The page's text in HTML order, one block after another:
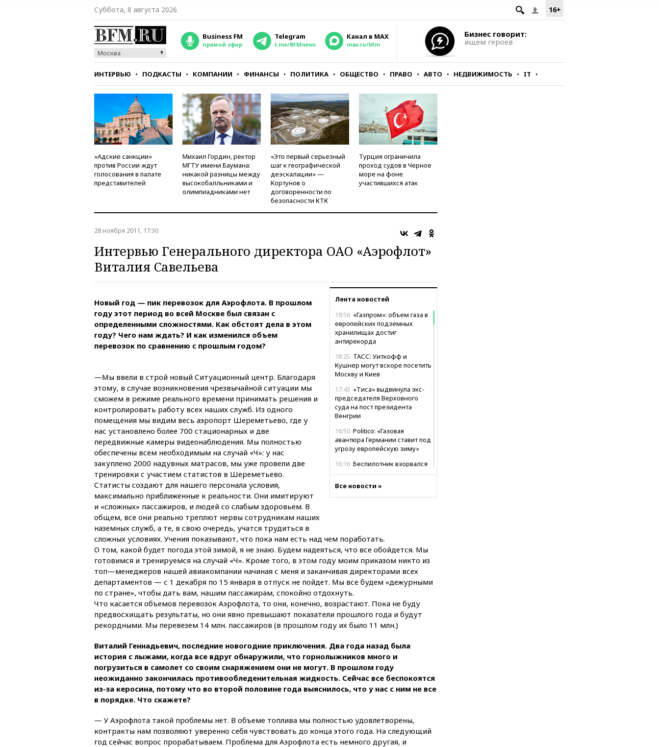
16+
Суббота, 8 августа 2026
Москва
Business FM
прямой эфир
Telegram
t.me/BFMnews
Канал в MAX
max.ru/bfm
Бизнес говорит:
ищем героев
ИНТЕРВЬЮ ПОДКАСТЫ КОМПАНИИ ФИНАНСЫ ПОЛИТИКА ОБЩЕСТВО ПРАВО АВТО НЕДВИЖИМОСТЬ IT
СТИЛЬ ТЕСТЫ
«Адские санкции»
против России ждут
голосования в палате
представителей
Михаил Гордин, ректор
МГТУ имени Баумана:
никакой разницы между
высокобалльниками и
олимпиадниками нет
«Это первый серьезный
шаг к географической
деэскалации» —
Кортунов о
договоренности по
безопасности КТК
Турция ограничила
проход судов в Черное
море на фоне
участившихся атак
28 ноября 2011, 17:30
Интервью Генерального директора ОАО «Аэрофлот»
Виталия Савельева
Лента новостей
18:56 «Газпром»: объем газа в
европейских подземных
хранилищах достиг
антирекорда
18:25 ТАСС: Уиткофф и
Кушнер могут вскоре посетить
Москву и Киев
17:43 «Тиса» выдвинула экс-
председателя Верховного
суда на пост президента
Венгрии
16:50 Politico: «Газовая
авантюра Германии ставит под
угрозу европейскую зиму»
16:16 Беспилотник взорвался
вблизи газопровода в
15:25При атаке БПЛА в
футболиста Лионеля Месси
14:43 Турция ограничила
судоходство в Черном море
14:20 Генпрокурором США
стал Тодд Бланш
13:37Пляжи Геленджика
закрыты из-за опасности БПЛА
13:03Испания ввела
итальянских туристов
12:27 Возгорание на Ильском
НПЗ, вызванное атакой БПЛА,
потушили
11:47 Суд оставил под
11:07При столкновении
катера и лодки под Самарой
погибли два человека
Все новости »
Новый год — пик перевозок для Аэрофлота. В прошлом
году этот период во всей Москве был связан с
определенными сложностями. Как обстоят дела в этом
году? Чего нам ждать? И как изменился объем
перевозок по сравнению с прошлым годом?
—Мы ввели в строй новый Ситуационный центр. Благодаря
этому, в случае возникновения чрезвычайной ситуации мы
сможем в режиме реального времени принимать решения и
контролировать работу всех наших служб. Из одного
помещения мы видим весь аэропорт Шереметьево, где у
нас установлено более 700 стационарных и две
передвижные камеры видеонаблюдения. Мы полностью
обеспечены всем необходимым на случай «Ч»: у нас
закуплено 2000 надувных матрасов, мы уже провели две
тренировки с участием статистов в Шереметьево.
Статисты создают для нашего персонала условия,
максимально приближенные к реальности. Они имитируют
и «сложных» пассажиров, и людей со слабым здоровьем. В
общем, все они реально треплют нервы сотрудникам наших
наземных служб, а те, в свою очередь, учатся трудиться в
сложных условиях. Учения показывают, что пока нам есть над чем поработать.
О том, какой будет погода этой зимой, я не знаю. Будем надеяться, что все обойдется. Мы
готовимся и тренируемся на случай «Ч». Кроме того, в этом году моим приказом никто из
топ—менеджеров нашей авиакомпании начиная с меня и заканчивая директорами всех
департаментов — с 1 декабря по 15 января в отпуск не пойдет. Мы все будем «дежурными
по стране», чтобы дать вам, нашим пассажирам, спокойно отдохнуть.
Что касается объемов перевозок Аэрофлота, то они, конечно, возрастают. Пока не буду
предвосхищать результаты, но они явно превышают показатели прошлого года и будут
рекордными. Мы перевезем 14 млн. пассажиров (в прошлом году их было 11 млн.)
Виталий Геннадьевич, последние новогодние приключения. Два года назад была
история с лыжами, когда все вдруг обнаружили, что горнолыжников много и
погрузиться в самолет со своим снаряжением они не могут. В прошлом году
неожиданно закончилась противообледенительная жидкость. Сейчас все беспокоятся
из-за керосина, потому что во второй половине года выяснилось, что у нас с ним не все
в порядке. Что скажете?
— У Аэрофлота такой проблемы нет. В объеме топлива мы полностью удовлетворены,
контракты нам позволяют уверенно себя чувствовать до конца этого года. На следующий
год сейчас вопрос прорабатываем. Проблема для Аэрофлота есть немного другая, и